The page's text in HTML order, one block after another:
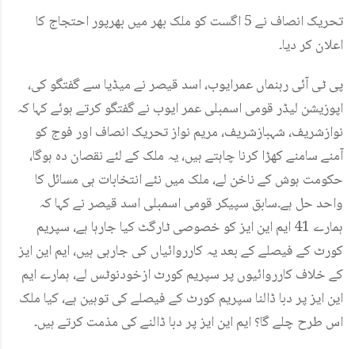
تحریک انصاف نے 5 اگست کو ملک بھر میں بھرپور احتجاج کا
اعلان کر دیا۔
پی ٹی آئی رہنماں عمرایوب، اسد قیصر نے میڈیا سے گفتگو کی،
اپوزیشن لیڈر قومی اسمبلی عمر ایوب نے گفتگو کرتے ہوئے کہا کہ
نوازشریف، شہبازشریف، مریم نواز تحریک انصاف اور فوج کو
آمنے سامنے کھڑا کرنا چاہتے ہیں، یہ ملک کے لئے نقصان دہ ہوگا،
حکومت ہوش کے ناخن لے، ملک میں نئے انتخابات ہی مسائل کا
واحد حل ہے۔سابق سپیکر قومی اسمبلی اسد قیصر نے کہا کہ
ہمارے 41 ایم این ایز کو خصوصی ٹارگٹ کیا جارہا ہے، سپریم
کورٹ کے فیصلے کے بعد یہ کارروائیاں کی جارہی ہیں، ایم این ایز
کے خلاف کارروائیوں پر سپریم کورٹ ازخودنوٹس لے، ہمارے ایم
این ایز پر دبا ڈالنا سپریم کورٹ کے فیصلے کی توہین ہے، کیا ملک
اس طرح چلے گا؟ ایم این ایز پر دبا ڈالنے کی مذمت کرتے ہیں۔